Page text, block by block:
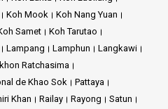
Koh Mook
Koh Nang Yuan
Samet
Koh Tarutao
Lampang Lamphun
Langkawi
Ratchasima
de Khao Sok
Pattaya
Khan Railay Rayong
Satun